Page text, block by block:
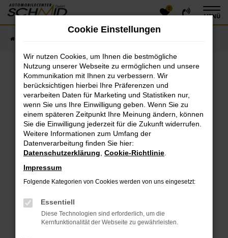
Zum
Hauptinhalt
0
MENÜ
Fehler: Network Error
Beim Laden ist ein Fehler aufgetreten.
Hier sind ein paar Tipps, die dir helfen können:
Überprüfe deine Firewall und deine
Internetverbindung.
Laden andere Webseiten, zum Beispiel deine
Suchmaschine?
Prüfe deine Browsererweiterungen.
das Laden bestimmter Seiten verhindern.
Funktioniert die Seite in einem anderen Browser
oder in einem privaten Fenster?
Cookie Einstellungen
Wir nutzen Cookies, um Ihnen die bestmögliche
Nutzung unserer Webseite zu ermöglichen und unsere
Kommunikation mit Ihnen zu verbessern. Wir
berücksichtigen hierbei Ihre Präferenzen und
verarbeiten Daten für Marketing und Statistiken nur,
wenn Sie uns Ihre Einwilligung geben. Wenn Sie zu
einem späteren Zeitpunkt Ihre Meinung ändern, können
Sie die Einwilligung jederzeit für die Zukunft widerrufen.
Weitere Informationen zum Umfang der
Datenverarbeitung finden Sie hier:
Datenschutzerklärung Cookie-Richtlinie
Impressum
Folgende Kategorien von Cookies werden von uns eingesetzt:
Essentiell
Diese Technologien sind erforderlich, um die
Kernfunktionalität der Webseite zu gewährleisten.